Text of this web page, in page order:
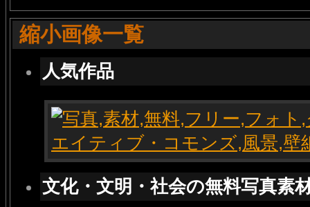
縮小画像一覧
人気作品
文化・文明・社会の無料写真素